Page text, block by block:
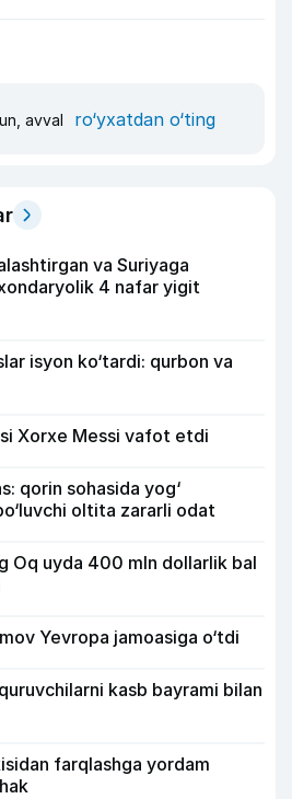
avval ro‘yxatdan o‘ting
va Suriyaga
4 nafar yigit
isyon ko‘tardi: qurbon va
Xorxe Messi vafot etdi
qorin sohasida yog‘
oltita zararli odat
Oq uyda 400 mln dollarlik bal
Yevropa jamoasiga o‘tdi
kasb bayrami bilan
farqlashga yordam